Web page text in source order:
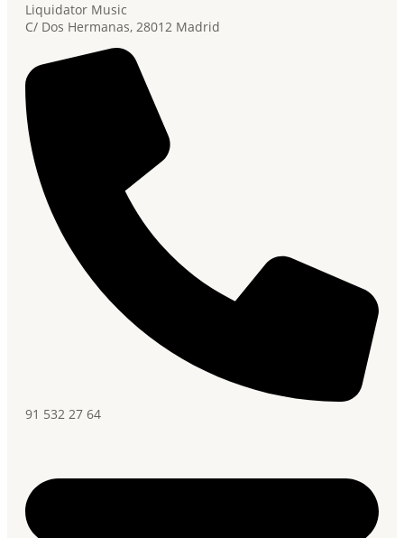
Liquidator Music
C/ Dos Hermanas, 28012 Madrid
91 532 27 64